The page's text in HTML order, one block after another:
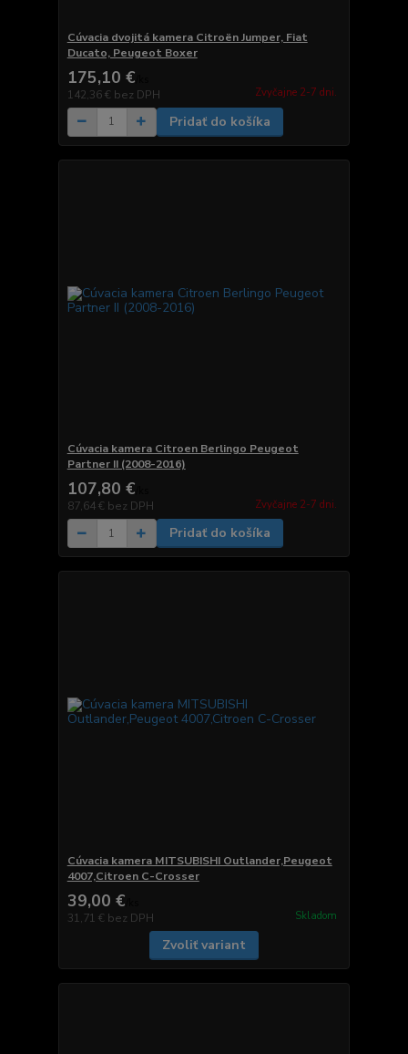
Cúvacia dvojitá kamera Citroën Jumper, Fiat
Ducato, Peugeot Boxer
175,10 €
142,36 € bez DPH Zvyčajne 2-7 dni.
Pridať do košíka
Cúvacia kamera Citroen Berlingo Peugeot
Partner II (2008-2016)
107,80 €
87,64 € bez DPH Zvyčajne 2-7 dni.
Pridať do košíka
Cúvacia kamera MITSUBISHI Outlander,Peugeot
4007,Citroen C-Crosser
39,00 €
31,71 € bez DPH Skladom
Zvoliť variant